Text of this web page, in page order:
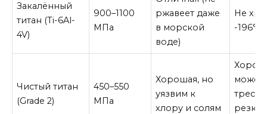
Закалённый
титан (Ti-6Al-
4V)
900–1100
МПа
ржавеет даже
в морской
воде)
Не
-196°C
Чистый титан
(Grade 2)
450–550
МПа
Хорошая, но
уязвим к
хлору и солям
может
резких